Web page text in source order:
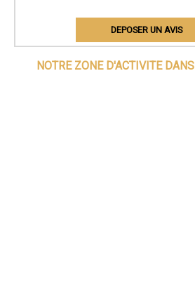
DEPOSER UN AVIS
NOTRE ZONE D'ACTIVITE DANS